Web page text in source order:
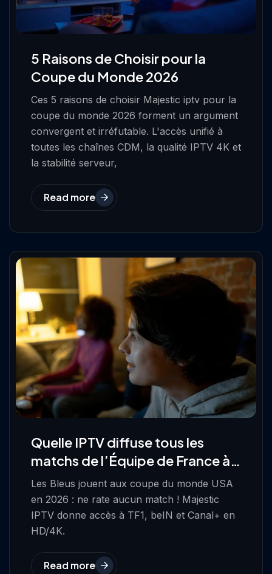
5 Raisons de Choisir pour la
Coupe du Monde 2026
Ces 5 raisons de choisir Majestic iptv pour la
coupe du monde 2026 forment un argument
convergent et irréfutable. L'accès unifié à
toutes les chaînes CDM, la qualité IPTV 4K et
la stabilité serveur,
Read more
Quelle IPTV diffuse tous les
matchs de l’Équipe de France à
la Coupe du Monde 2026 aux
États-Unis ?
Les Bleus jouent aux coupe du monde USA
en 2026 : ne rate aucun match ! Majestic
IPTV donne accès à TF1, beIN et Canal+ en
HD/4K.
Read more